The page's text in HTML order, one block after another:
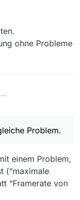
ohne Probleme
selten.
ohne
Problem.
einem Problem,
(“maximale
“Framerate von